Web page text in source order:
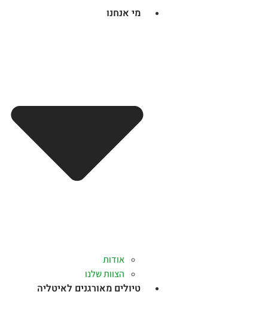
מי אנחנו
אודות
הצוות שלנו
טיולים מאורגנים לאיטליה